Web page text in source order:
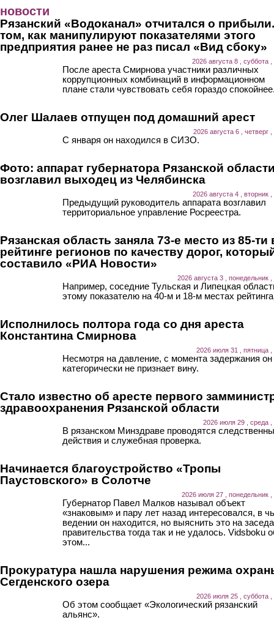
новости
Рязанский «Водоканал» отчитался о
том, как манипулируют показателями этого
предприятия ранее не раз писал «Вид сбоку»
2026 августа 8 , суббота ,
После ареста Смирнова участники различных
коррупционных комбинаций в информационном
плане стали чувствовать себя гораздо
Олег Шалаев отпущен под домашний арест
2026 августа 6 , четверг
С января он находился в СИЗО.
Фото: аппарат губернатора Рязанской
возглавил выходец из Челябинска
2026 августа 4 , вторник
Предыдущий руководитель аппарата возглавил
территориальное управление Росреестра.
Рязанская область заняла 73-е место из 85-ти
рейтинге регионов по качеству дорог,
составило «РИА Новости»
2026 августа 3 , понедельник ,
Например, соседние Тульская и Липецкая
этому показателю на 40-м и 18-м местах
Исполнилось полтора года со дня ареста
Константина Смирнова
2026 июля 31 , пятница ,
Несмотря на давление, с момента задержания он
категорически не признает вину.
Стало известно об аресте первого
здравоохранения Рязанской области
2026 июля 29 , среда ,
В рязанском Минздраве проводятся
действия и служебная проверка.
Начинается благоустройство «Тропы
Паустовского» в Солотче
2026 июля 27 , понедельник ,
Губернатор Павел Малков называл объект
«знаковым» и пару лет назад интересовался, в
ведении он находится, но выяснить это на
правительства тогда так и не удалось. Vidsboku
этом...
Прокуратура нашла нарушения режима
Сегденского озера
2026 июля 25 , суббота ,
Об этом сообщает «Экологический рязанский
альянс».